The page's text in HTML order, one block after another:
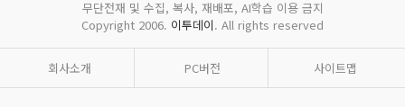
무단전재 및 수집, 복사, 재배포, AI학습 이용 금지
Copyright 2006. 이투데이. All rights reserved
회사소개 PC버전 사이트맵